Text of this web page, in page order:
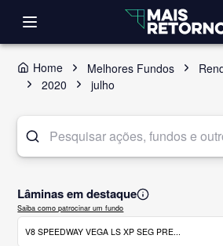
Home Melhores Fundos
2020
julho
Lâminas em destaque
Saiba como patrocinar um fundo
V8 SPEEDWAY VEGA LS XP SEG PRE...